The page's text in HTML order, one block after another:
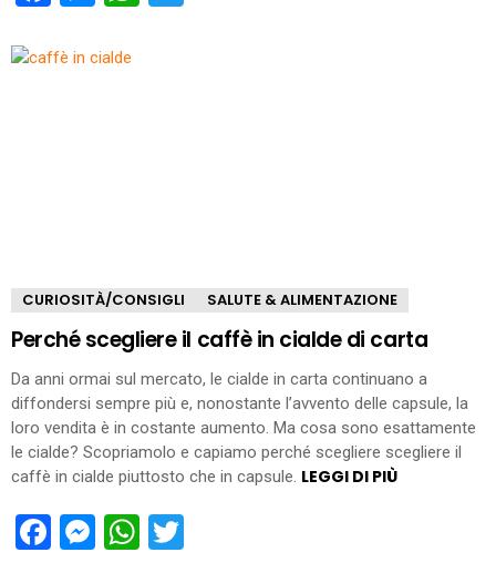
CURIOSITÀ/CONSIGLI SALUTE & ALIMENTAZIONE
Perché scegliere il caffè in cialde di carta
Da anni ormai sul mercato, le cialde in carta continuano a
diffondersi sempre più e, nonostante l’avvento delle capsule, la
loro vendita è in costante aumento. Ma cosa sono esattamente
le cialde? Scopriamolo e capiamo perché scegliere scegliere il
caffè in cialde piuttosto che in capsule. LEGGI DI PIÙ
Facebook
Messenger
WhatsApp